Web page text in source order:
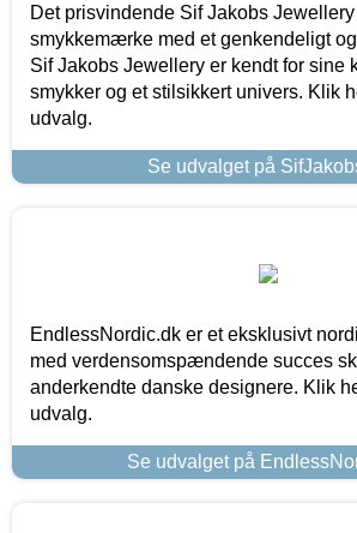
Det prisvindende Sif Jakobs
smykkemærke med et genkendeligt
Sif Jakobs Jewellery er kendt for sine
smykker og et stilsikkert univers. Klik
udvalg.
Se udvalget på
EndlessNordic.dk er et eksklusivt
med verdensomspændende succes
anderkendte danske designere. Klik
udvalg.
Se udvalget på